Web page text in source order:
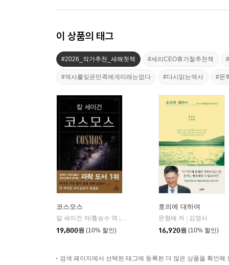
이 상품의 태그
#2026_작가추천_새해첫책 #세리CEO휴가철추천책
#역사를잊은민족에게미래는없다 #다시읽는역사 #문
코스모스
칼 세이건 저/홍승수 역
사이언스북스
19,800원 (10% 할인)
호의에 대하여
문형배 저
김영사
16,920원 (10% 할인)
검색 페이지에서 선택된 태그에 등록된 더 많은 상품을 확인해